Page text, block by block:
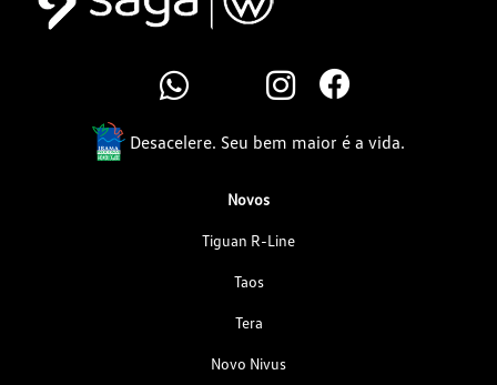
Desacelere. Seu bem maior é a vida.
Novos
Tiguan R-Line
Taos
Tera
Novo Nivus